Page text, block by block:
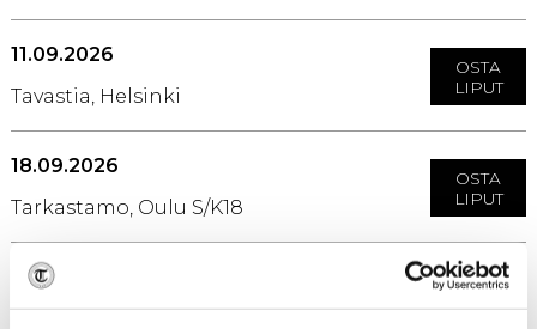
11.09.2026
Tavastia, Helsinki
OSTA
LIPUT
18.09.2026
Tarkastamo, Oulu S/K18
OSTA
LIPUT
26.09.2026
OSTA
LIPUT